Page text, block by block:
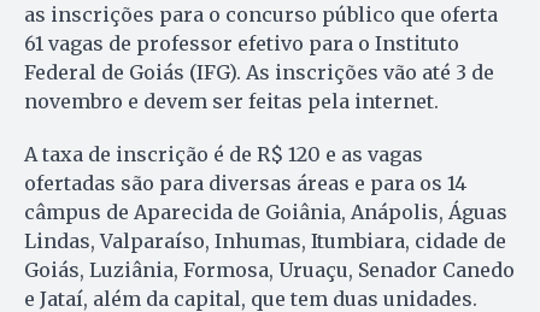
as inscrições para o concurso público que oferta
61 vagas de professor efetivo para o Instituto
Federal de Goiás (IFG). As inscrições vão até 3 de
novembro e devem ser feitas pela internet.
A taxa de inscrição é de R$ 120 e as vagas
ofertadas são para diversas áreas e para os 14
câmpus de Aparecida de Goiânia, Anápolis, Águas
Lindas, Valparaíso, Inhumas, Itumbiara, cidade de
Goiás, Luziânia, Formosa, Uruaçu, Senador Canedo
e Jataí, além da capital, que tem duas unidades.